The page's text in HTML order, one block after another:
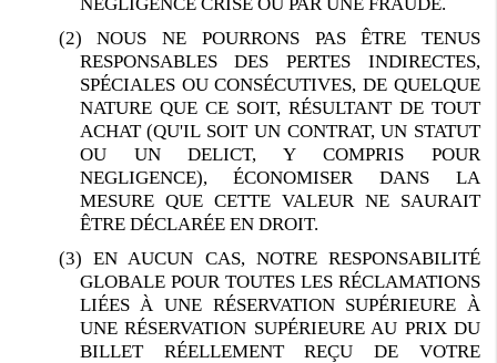
(2) NOUS NE POURRONS PAS ÊTRE TENUS
RESPONSABLES DES PERTES INDIRECTES,
SPÉCIALES OU CONSÉCUTIVES, DE QUELQUE
NATURE QUE CE SOIT, RÉSULTANT DE TOUT
ACHAT (QU'IL SOIT UN CONTRAT, UN STATUT
OU UN DELICT, Y COMPRIS POUR
NEGLIGENCE), ÉCONOMISER DANS LA
MESURE QUE CETTE VALEUR NE SAURAIT
ÊTRE DÉCLARÉE EN DROIT.
(3) EN AUCUN CAS, NOTRE RESPONSABILITÉ
GLOBALE POUR TOUTES LES RÉCLAMATIONS
LIÉES À UNE RÉSERVATION SUPÉRIEURE À
UNE RÉSERVATION SUPÉRIEURE AU PRIX DU
BILLET RÉELLEMENT REÇU DE VOTRE